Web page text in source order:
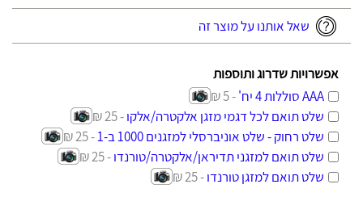
שאל אותנו על מוצר זה
אפשרויות שדרוג ותוספות
AAA סוללות 4 יח'
- 5 ₪
שלט תואם לכל דגמי מזגן אלקטרה/אלקו- 25 ₪
שלט רחוק - שלט אוניברסלי למזגנים 1000 ב-1
- 25 ₪
שלט תואם למזגני תדיראן/אלקטרה/טורנדו- 25 ₪
שלט תואם למזגן טורנדו- 25 ₪